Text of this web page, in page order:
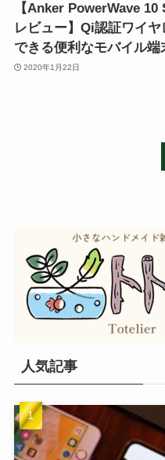
【Anker PowerWave
レビュー】Qi認証ワイ
できる便利なモバイル端
2020年1月22日
人気記事